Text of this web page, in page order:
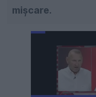
mișcare.